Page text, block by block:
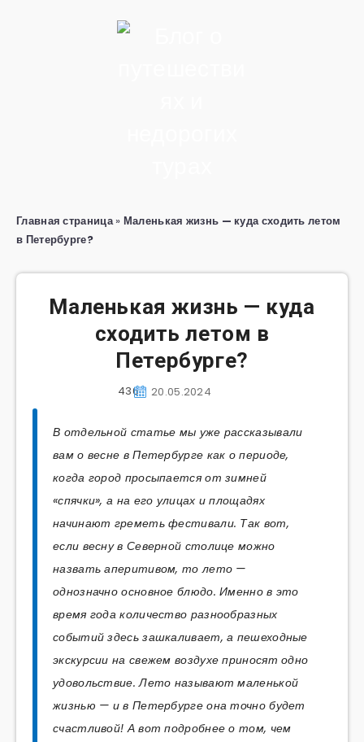
Главная страница» Маленькая жизнь — куда сходить летом
в Петербурге?
Маленькая жизнь — куда
сходить летом в
Петербурге?
20.05.2024
436
В отдельной статье мы уже рассказывали
вам о весне в Петербурге как о периоде,
когда город просыпается от зимней
«спячки», а на его улицах и площадях
начинают греметь фестивали. Так вот,
если весну в Северной столице можно
назвать аперитивом, то лето —
однозначно основное блюдо. Именно в это
время года количество разнообразных
событий здесь зашкаливает, а пешеходные
экскурсии на свежем воздухе приносят одно
удовольствие. Лето называют маленькой
жизнью — и в Петербурге она точно будет
счастливой! А вот подробнее о том, чем